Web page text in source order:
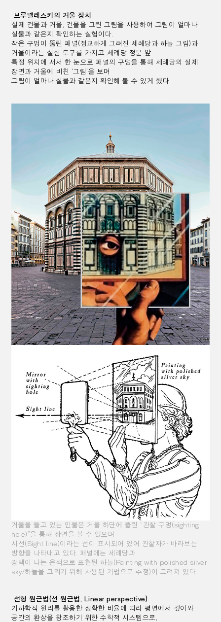
브루넬레스키의 거울 장치
실제 건물과 거울, 건물을 그린 그림을 사용하여 그림이 얼마나
실물과 같은지 확인하는 실험이다.
작은 구멍이 뚫린패널(정교하게 그려진 세례당과 하늘 그림)과
거울이라는 실험 도구를 가지고 세례당 정문 앞
특정 위치에 서서한 눈으로패널의 구멍을 통해 세례당의 실제
장면과 거울에 비친 ‘그림’을 보며
그림이 얼마나 실물과 같은지확인해 볼 수 있게 했다.
거울을 들고 있는 인물은 거울 하단에 뚫린 “관찰 구멍(sighting
hole)”을 통해 장면을 볼 수 있으며
시선(Sight line)이라는 선이 표시되어 있어 관찰자가 바라보는
방향을 나타내고 있다. 패널에는 세례당과
광택이
나는 은색으로 표현된 하늘(Painting with polished silver
sky/하늘을 그리기 위해 사용된 기법으로 추정)이 그려져 있다.
선형 원근법(선 원근법, Linear perspective)
기하학적 원리를 활용한 정확한 비율에 따라 평면에서 깊이와
공간의 환상을 창조하기 위한 수학적 시스템으로,